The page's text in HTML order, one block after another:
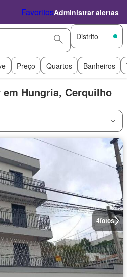
FavoritosAdministrar alertas
Distrito
Preço Quartos Banheiros
Hungria, Cerquilho
4fotos